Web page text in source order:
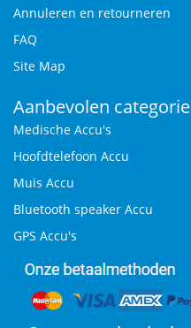
Annuleren en retourneren
FAQ
Site Map
Aanbevolen categorie
Medische Accu's
Hoofdtelefoon Accu
Muis Accu
Bluetooth speaker Accu
GPS Accu's